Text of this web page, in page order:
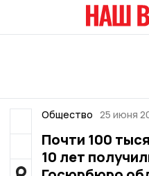
Общество 25 июня
Почти 100
10 лет